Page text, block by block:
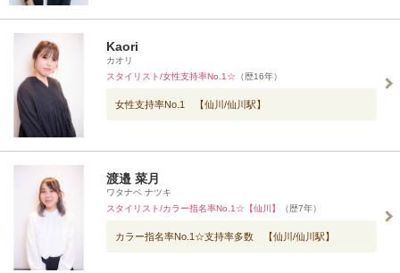
Kaori
カオリ
スタイリスト/女性支持率No.1☆ （歴16年）
女性支持率No.1 【仙川/仙川駅】
渡邉 菜月
ワタナベ ナツキ
スタイリスト/カラー指名率No.1☆【仙川】
（歴7年）
カラー指名率No.1☆支持率多数 【仙川/仙川駅】